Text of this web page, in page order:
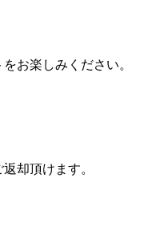
お楽しみください。
却頂けます。